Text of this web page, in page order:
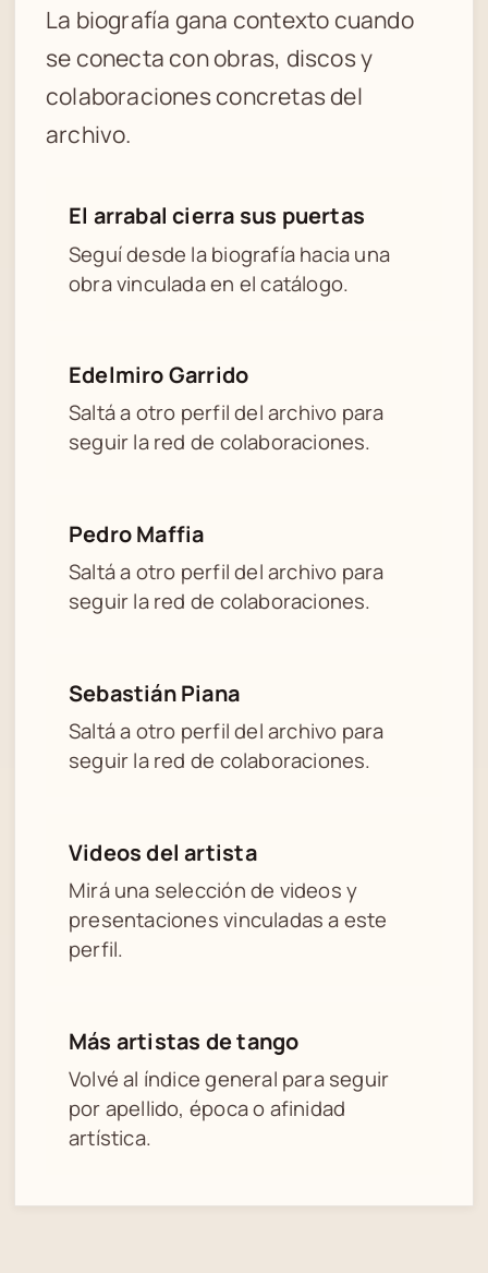
La biografía gana contexto cuando
se conecta con obras, discos y
colaboraciones concretas del
archivo.
El arrabal cierra sus puertas
Seguí desde la biografía hacia una
obra vinculada en el catálogo.
Edelmiro Garrido
Saltá a otro perfil del archivo para
seguir la red de colaboraciones.
Pedro Maffia
Saltá a otro perfil del archivo para
seguir la red de colaboraciones.
Sebastián Piana
Saltá a otro perfil del archivo para
seguir la red de colaboraciones.
Videos del artista
Mirá una selección de videos y
presentaciones vinculadas a este
perfil.
Más artistas de tango
Volvé al índice general para seguir
por apellido, época o afinidad
artística.